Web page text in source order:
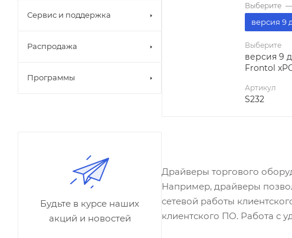
Выберите —
версия 9
Выберите
версия 9
Frontol
Артикул
S232
Драйверы торгового
Например, драйверы
сетевой работы
клиентского ПО. Работа с
Сервис и поддержка
Распродажа
Программы
Будьте в курсе наших
акций и новостей